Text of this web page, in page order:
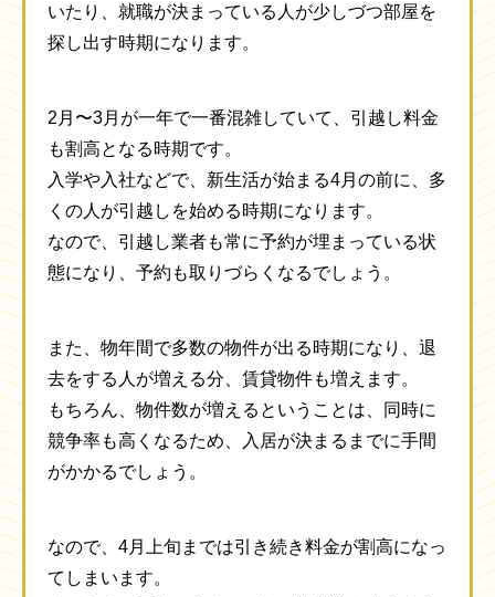
いたり、就職が決まっている人が少しづつ部屋を
探し出す時期になります。
2月〜3月が一年で一番混雑していて、引越し料金
も割高となる時期です。
入学や入社などで、新生活が始まる4月の前に、多
くの人が引越しを始める時期になります。
なので、引越し業者も常に予約が埋まっている状
態になり、予約も取りづらくなるでしょう。
また、物年間で多数の物件が出る時期になり、退
去をする人が増える分、賃貸物件も増えます。
もちろん、物件数が増えるということは、同時に
競争率も高くなるため、入居が決まるまでに手間
がかかるでしょう。
なので、4月上旬までは引き続き料金が割高になっ
てしまいます。